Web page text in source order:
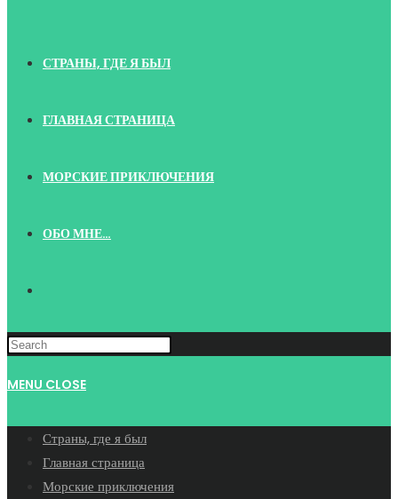
СТРАНЫ, ГДЕ Я БЫЛ
ГЛАВНАЯ СТРАНИЦА
МОРСКИЕ ПРИКЛЮЧЕНИЯ
ОБО МНЕ…
WEBSITE
MENU CLOSE
Страны, где я был
Главная страница
Морские приключения